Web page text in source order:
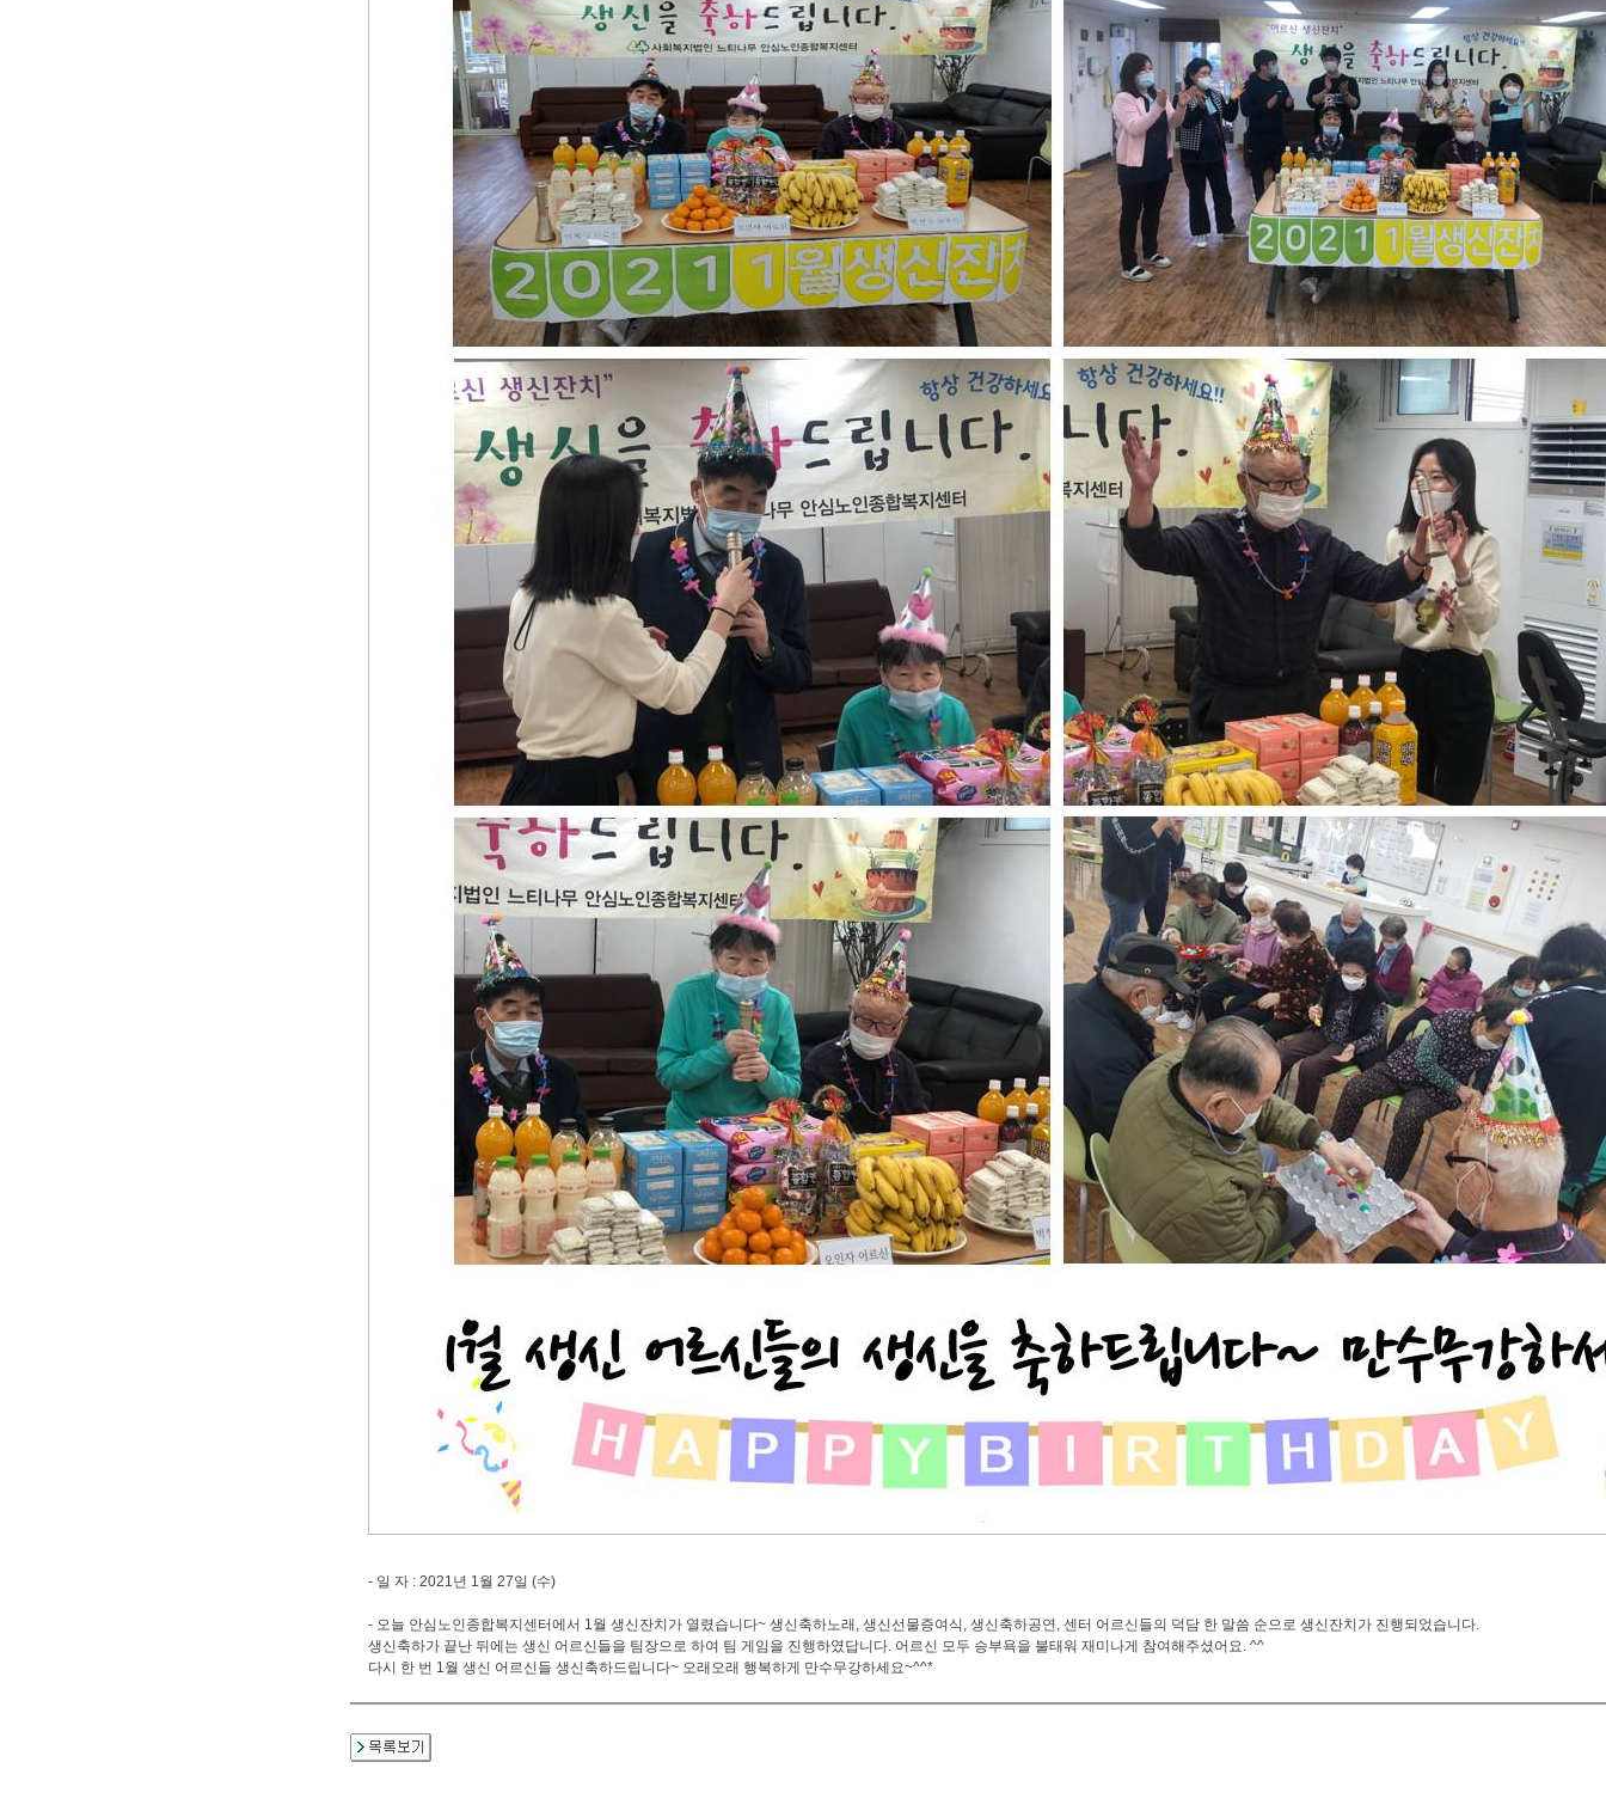
- 일 자 : 2021년 1월 27일 (수)
- 오늘 안심노인종합복지센터에서 1월 생신잔치가 열렸습니다~ 생신축하노래, 생신선물증여식, 생신축하공연, 센터 어르신들의 덕담 한 말씀 순으로 생신잔치가 진행되었습니다.
생신축하가 끝난 뒤에는 생신 어르신들을 팀장으로 하여 팀 게임을 진행하였답니다. 어르신 모두 승부욕을 불태워 재미나게 참여해주셨어요. ^^
다시 한 번 1월 생신 어르신들 생신축하드립니다~ 오래오래 행복하게 만수무강하세요~^^*